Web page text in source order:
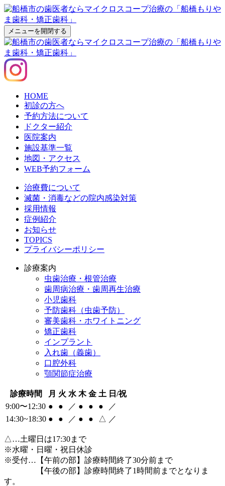
メニューを開閉する
HOME
初診の方へ
予約方法について
ドクター紹介
医院案内
施設基準一覧
地図・アクセス
WEB予約フォーム
治療費について
滅菌・消毒などの院内感染対策
採用情報
症例紹介
お知らせ
TOPICS
プライバシーポリシー
診療案内
虫歯治療・根管治療
歯周病治療・歯周再生治療
小児歯科
予防歯科（虫歯予防）
審美歯科・ホワイトニング
矯正歯科
インプラント
入れ歯（義歯）
口腔外科
顎関節症治療
診療時間 月 火 水 木 金 土 日/祝
9:00〜12:30 ● ● ／ ● ● ●
／
14:30~18:30 ● ● ／ ● ● △ ／
△…土曜日は17:30まで
※水曜・日曜・祝日休診
※受付…【午前の部】診療時間終了30分前まで
【午後の部】診療時間終了1時間前までとなりま
す。